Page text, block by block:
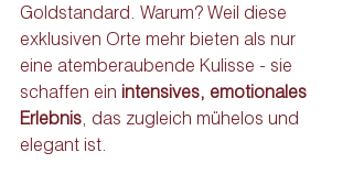
Goldstandard. Warum? Weil diese
exklusiven Orte mehr bieten als nur
eine atemberaubende Kulisse - sie
schaffen ein intensives, emotionales
Erlebnis , das zugleich mühelos und
elegant ist.